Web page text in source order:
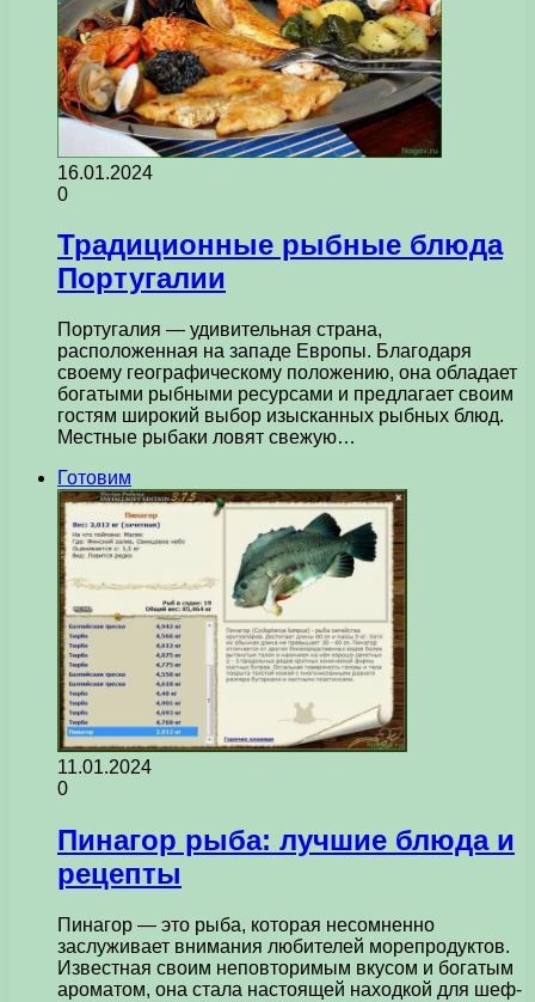
16.01.2024
0
Традиционные рыбные блюда
Португалии
Португалия — удивительная страна,
расположенная на западе Европы. Благодаря
своему географическому положению, она обладает
богатыми рыбными ресурсами и предлагает своим
гостям широкий выбор изысканных рыбных блюд.
Местные рыбаки ловят свежую…
Готовим
11.01.2024
0
Пинагор рыба: лучшие блюда и
рецепты
Пинагор — это рыба, которая несомненно
заслуживает внимания любителей морепродуктов.
Известная своим неповторимым вкусом и богатым
ароматом, она стала настоящей находкой для шеф-